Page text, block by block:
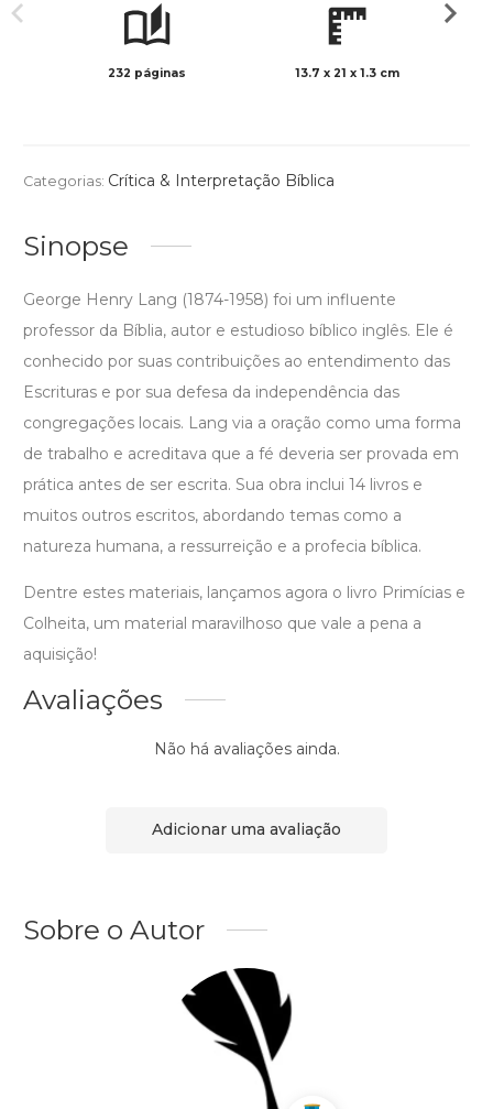
232 páginas 13.7 x 21 x 1.3 cm
Categorias: Crítica & Interpretação Bíblica
Sinopse
George Henry Lang (1874-1958) foi um influente
professor da Bíblia, autor e estudioso bíblico inglês. Ele é
conhecido por suas contribuições ao entendimento das
Escrituras e por sua defesa da independência das
congregações locais. Lang via a oração como uma forma
de trabalho e acreditava que a fé deveria ser provada em
prática antes de ser escrita. Sua obra inclui 14 livros e
muitos outros escritos, abordando temas como a
natureza humana, a ressurreição e a profecia bíblica.
Dentre estes materiais, lançamos agora o livro Primícias e
Colheita, um material maravilhoso que vale a pena a
aquisição!
Avaliações
Não há avaliações ainda.
Adicionar uma avaliação
Sobre o Autor